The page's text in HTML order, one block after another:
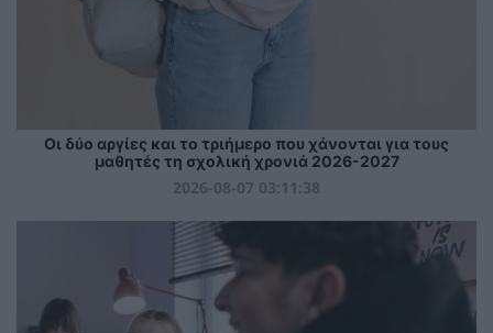
Οι δύο αργίες και το τριήμερο που χάνονται για τους
μαθητές τη σχολική χρονιά 2026-2027
2026-08-07 03:11:38